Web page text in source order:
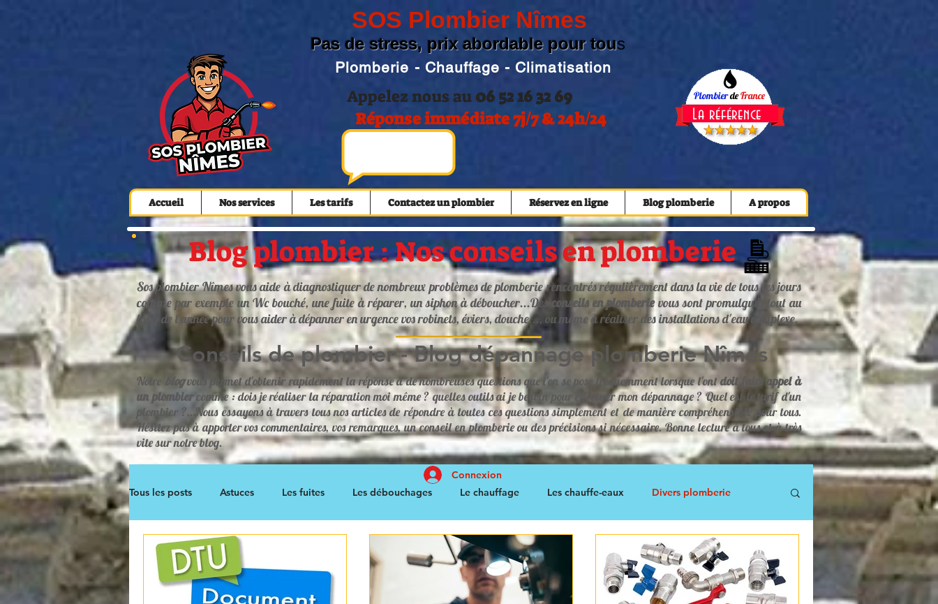
Appelez nous au 06 52 16 32 69
Réponse immédiate 7j/7 & 24h/24
SOS Plombier Nîmes
PlombierdeFrance
Pas de stress, prix abordable pour tous
La référence
Plomberie - Chauffage - Climatisation
Accueil Nos services Les tarifs Contactez un plombier Réservez en ligne Blog plomberie A propos
Blog plombier : Nos conseils en plomberie
Sos plombier Nîmes vous aide à diagnostiquer de nombreux problèmes de plomberie rencontrés régulièrement dans la vie de tous les jours
comme par exemple un Wc bouché, une fuite à réparer, un siphon à déboucher...Des conseils en plomberievous sont promulgués tout au
long de l'année pour vous aider à dépanner en urgence vos robinets, éviers, douche..., ou même à réaliser des installations d'eau complexe.
Conseils de plombier - Blog dépannage plomberie Nîmes
Notre blogvous permet d'obtenir rapidement la réponse à de nombreuses questions que l'on se pose fréquemment lorsque l'ontdoit faire appel à
un plombiercomme : dois je réaliser la réparation moi même ? quelles outils ai je besoin pour effectuer mon dépannage ? Quel est le tarif d'un
plombier ?...Nous essayons à travers tous nos articles de répondre à toutes ces questions simplement et de manière compréhensible pour tous.
Hésitez pas à apporter vos commentaires, vos remarques, un conseil en plomberie ou des précisions si nécessaire. Bonne lecture à tous et à très
vite sur notre blog.
Tous les posts Astuces Les fuites Les débouchages Le chauffage Les chauffe-eaux Divers plomberie
Les climatiseurs
Connexion